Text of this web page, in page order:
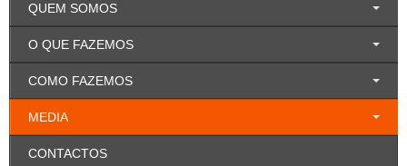
QUEM SOMOS
O QUE FAZEMOS
COMO FAZEMOS
MEDIA
CONTACTOS